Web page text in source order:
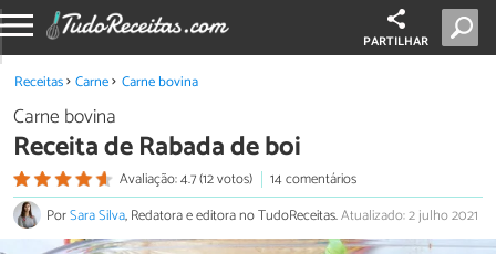
PARTILHAR
Receitas Carne Carne bovina
Carne bovina
Receita de Rabada de boi
Avaliação: 4.7 (12 votos)
14 comentários
PorSara Silva, Redatora e editora no TudoReceitas.Atualizado: 2 julho 2021